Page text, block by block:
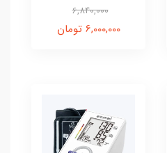
6,840,000
6,000,000 تومان